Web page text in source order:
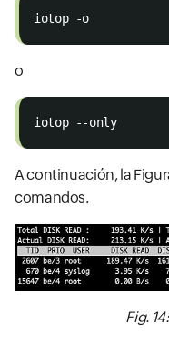
iotop -o
o
iotop --only
A continuación, la
comandos.
Fig.